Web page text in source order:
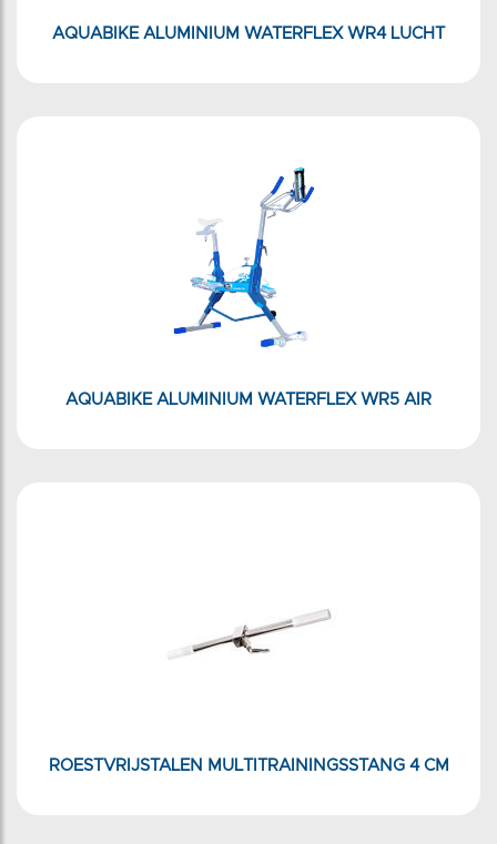
AQUABIKE ALUMINIUM WATERFLEX WR4 LUCHT
AQUABIKE ALUMINIUM WATERFLEX WR5 AIR
ROESTVRIJSTALEN MULTITRAININGSSTANG 4 CM